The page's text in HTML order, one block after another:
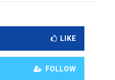
LIKE
FOLLOW